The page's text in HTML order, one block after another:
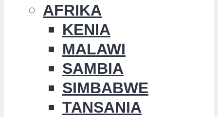
AFRIKA
KENIA
MALAWI
SAMBIA
SIMBABWE
TANSANIA